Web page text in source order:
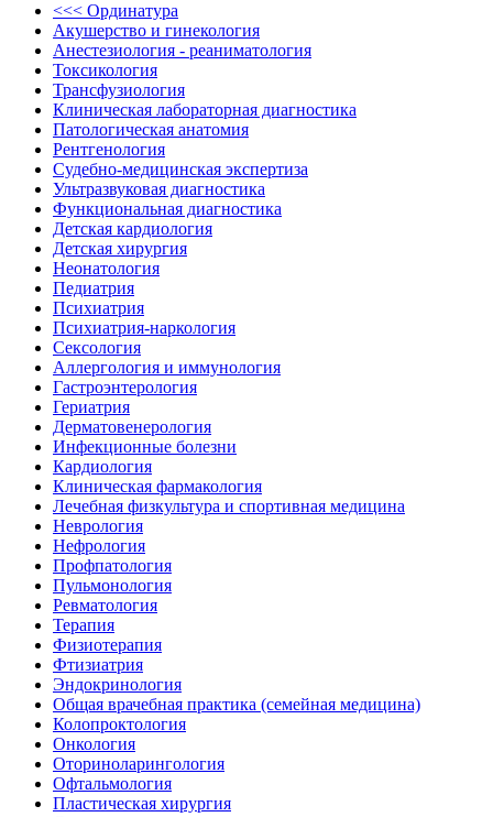
<<< Ординатура
Акушерство и гинекология
Анестезиология - реаниматология
Токсикология
Трансфузиология
Клиническая лабораторная диагностика
Патологическая анатомия
Рентгенология
Судебно-медицинская экспертиза
Ультразвуковая диагностика
Функциональная диагностика
Детская кардиология
Детская хирургия
Неонатология
Педиатрия
Психиатрия
Психиатрия-наркология
Сексология
Аллергология и иммунология
Гастроэнтерология
Гериатрия
Дерматовенерология
Инфекционные болезни
Кардиология
Клиническая фармакология
Лечебная физкультура и спортивная медицина
Неврология
Нефрология
Профпатология
Пульмонология
Ревматология
Терапия
Физиотерапия
Фтизиатрия
Эндокринология
Общая врачебная практика (семейная медицина)
Колопроктология
Онкология
Оториноларингология
Офтальмология
Пластическая хирургия